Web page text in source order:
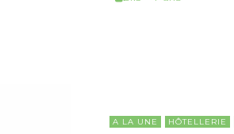
A LA UNE HÔTELLERIE